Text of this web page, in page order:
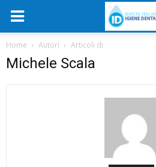
Home Autori Articoli di
Michele Scala